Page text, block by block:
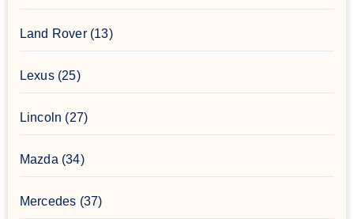
Land Rover(13)
Lexus(25)
Lincoln (27)
Mazda (34)
Mercedes (37)